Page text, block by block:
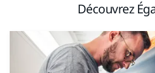
Découvrez